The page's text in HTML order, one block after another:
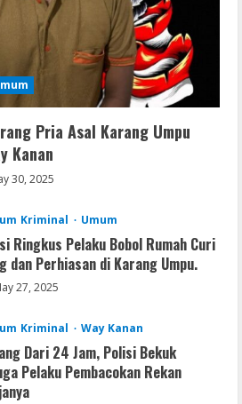
R2024b Crack exe [Full] x64
7, 2026
Workstation Portable +
Final
Pria Asal Karang Umpu
Kanan
30, 2025
Kriminal Umum
Ringkus Pelaku Bobol Rumah Curi
dan Perhiasan di Karang Umpu.
27, 2025
Kriminal Way Kanan
Dari 24 Jam, Polisi Bekuk
Pelaku Pembacokan Rekan